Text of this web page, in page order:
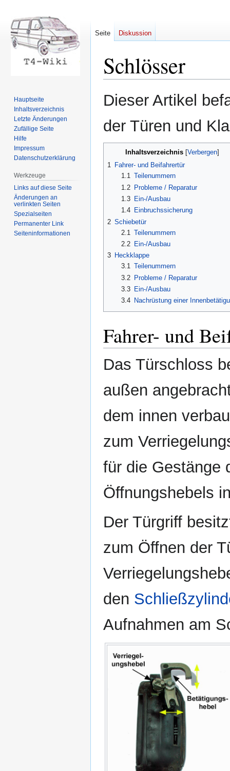
Schlösser
Zur
Navigation
Zur
Suche
Dieser Artikel
der Türen und
Inhaltsverzeichnis
1 Fahrer- und Beifahrertür
1.1 Teilenummern
1.2
Probleme / Reparatur
1.3
Ein-/Ausbau
1.4
Einbruchssicherung
2 Schiebetür
2.1
Teilenummern
2.2
Ein-/Ausbau
3 Heckklappe
3.1 Teilenummern
3.2 Probleme / Reparatur
3.3
Ein-/Ausbau
3.4
Nachrüstung einer
Fahrer- und
Das Türschloss
außen
dem innen
zum
für die Gestänge
Öffnungshebels
Der Türgriff
zum Öffnen der
den
Aufnahmen am
Seite Diskussion
Hauptseite
Inhaltsverzeichnis
Letzte Änderungen
Zufällige Seite
Hilfe
Impressum
Datenschutzerklärung
Werkzeuge
Links auf diese Seite
Änderungen an
verlinkten Seiten
Spezialseiten
Permanenter Link
Seiten­informationen